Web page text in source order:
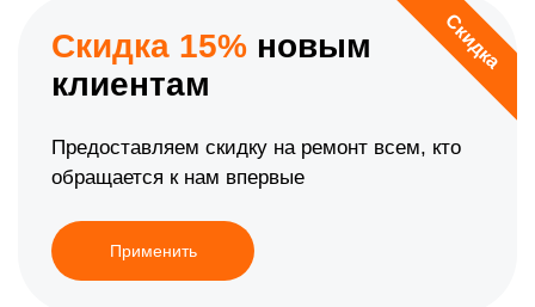
Скидка
Скидка 15% новым
клиентам
Предоставляем скидку на ремонт всем, кто
обращается к нам впервые
Применить